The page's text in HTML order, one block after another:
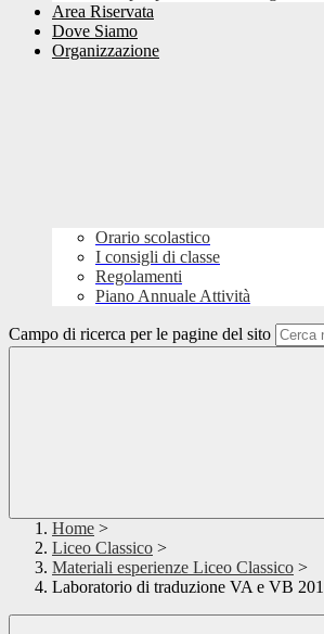
Area Riservata
Dove Siamo
Organizzazione
Orario scolastico
I consigli di classe
Regolamenti
Piano Annuale Attività
Campo di ricerca per le pagine del sito
Home >
Liceo Classico >
Materiali esperienze Liceo Classico >
Laboratorio di traduzione VA e VB